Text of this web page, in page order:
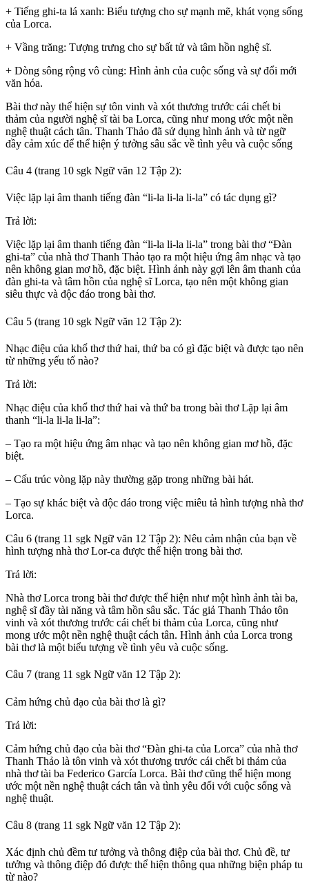
+ Tiếng ghi-ta lá xanh: Biểu tượng cho sự mạnh mẽ, khát vọng sống
của Lorca.
+ Vầng trăng: Tượng trưng cho sự bất tử và tâm hồn nghệ sĩ.
+ Dòng sông rộng vô cùng: Hình ảnh của cuộc sống và sự đổi mới
văn hóa.
Bài thơ này thể hiện sự tôn vinh và xót thương trước cái chết bi
thảm của người nghệ sĩ tài ba Lorca, cũng như mong ước một nền
nghệ thuật cách tân. Thanh Thảo đã sử dụng hình ảnh và từ ngữ
đầy cảm xúc để thể hiện ý tưởng sâu sắc về tình yêu và cuộc sống
Câu 4 (trang 10 sgk Ngữ văn 12 Tập 2):
Việc lặp lại âm thanh tiếng đàn “li-la li-la li-la” có tác dụng gì?
Trả lời:
Việc lặp lại âm thanh tiếng đàn “li-la li-la li-la” trong bài thơ “Đàn
ghi-ta” của nhà thơ Thanh Thảo tạo ra một hiệu ứng âm nhạc và tạo
nên không gian mơ hồ, đặc biệt. Hình ảnh này gợi lên âm thanh của
đàn ghi-ta và tâm hồn của nghệ sĩ Lorca, tạo nên một không gian
siêu thực và độc đáo trong bài thơ.
Câu 5 (trang 10 sgk Ngữ văn 12 Tập 2):
Nhạc điệu của khổ thơ thứ hai, thứ ba có gì đặc biệt và được tạo nên
từ những yếu tố nào?
Trả lời:
Nhạc điệu của khổ thơ thứ hai và thứ ba trong bài thơ Lặp lại âm
thanh “li-la li-la li-la”:
– Tạo ra một hiệu ứng âm nhạc và tạo nên không gian mơ hồ, đặc
biệt.
– Cấu trúc vòng lặp này thường gặp trong những bài hát.
– Tạo sự khác biệt và độc đáo trong việc miêu tả hình tượng nhà thơ
Lorca.
Câu 6 (trang 11 sgk Ngữ văn 12 Tập 2): Nêu cảm nhận của bạn về
hình tượng nhà thơ Lor-ca được thể hiện trong bài thơ.
Trả lời:
Nhà thơ Lorca trong bài thơ được thể hiện như một hình ảnh tài ba,
nghệ sĩ đầy tài năng và tâm hồn sâu sắc. Tác giả Thanh Thảo tôn
vinh và xót thương trước cái chết bi thảm của Lorca, cũng như
mong ước một nền nghệ thuật cách tân. Hình ảnh của Lorca trong
bài thơ là một biểu tượng về tình yêu và cuộc sống.
Câu 7 (trang 11 sgk Ngữ văn 12 Tập 2):
Cảm hứng chủ đạo của bài thơ là gì?
Trả lời:
Cảm hứng chủ đạo của bài thơ “Đàn ghi-ta của Lorca” của nhà thơ
Thanh Thảo là tôn vinh và xót thương trước cái chết bi thảm của
nhà thơ tài ba Federico García Lorca. Bài thơ cũng thể hiện mong
ước một nền nghệ thuật cách tân và tình yêu đối với cuộc sống và
nghệ thuật.
Câu 8 (trang 11 sgk Ngữ văn 12 Tập 2):
Xác định chủ đềm tư tưởng và thông điệp của bài thơ. Chủ đề, tư
tưởng và thông điệp đó được thể hiện thông qua những biện pháp tu
từ nào?